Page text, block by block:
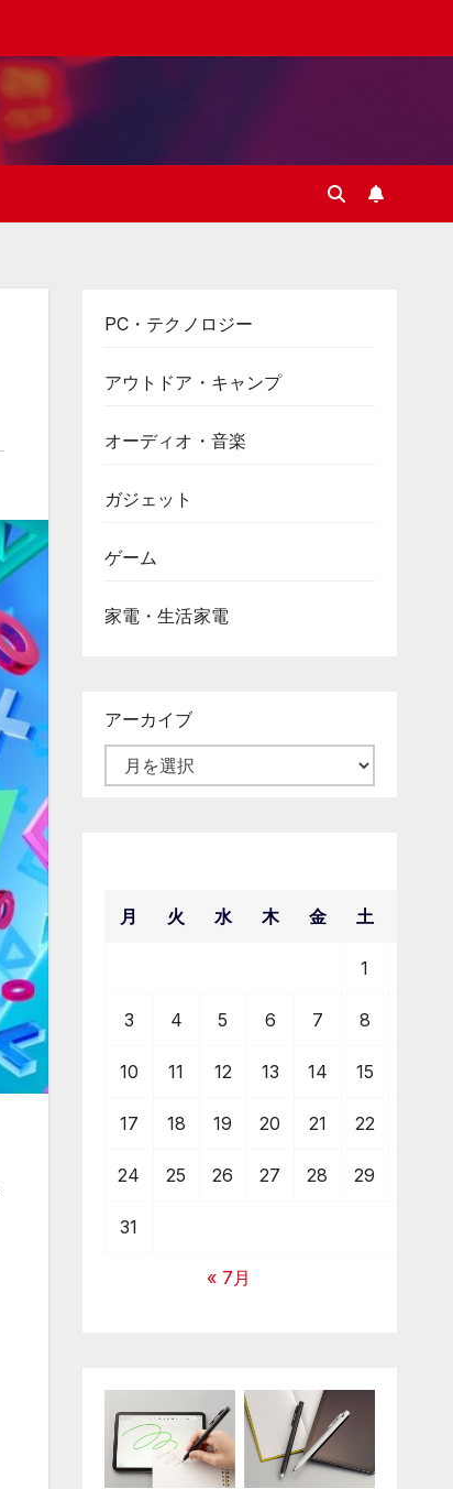
PC・テクノロジー
アウトドア・キャンプ
オーディオ・音楽
ガジェット
ゲーム
家電・生活家電
アーカイブ
月 火 水 木 金 土
1
3 4 5 6 7 8
10 11 12 13 14 15
17 18 19 20 21 22
24 25 26 27 28 29
31
« 7月